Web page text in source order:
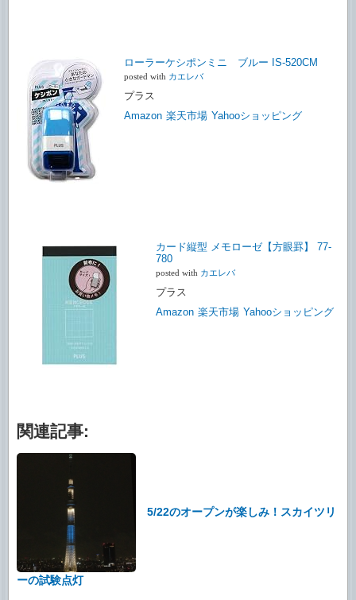
ローラーケシポンミニ ブルー IS-520CM
posted with カエレバ
プラス
Amazon 楽天市場 Yahooショッピング
カード縦型 メモローゼ【方眼罫】 77-
780
posted with カエレバ
プラス
Amazon 楽天市場 Yahooショッピング
関連記事:
5/22のオープンが楽しみ！スカイツリ
ーの試験点灯